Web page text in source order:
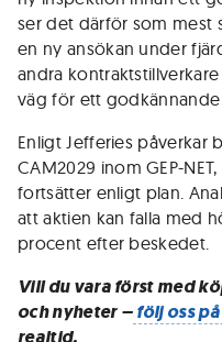
ser det därför som mest
en ny ansökan under
andra
väg för ett
Enligt Jefferies påverkar
CAM2029 inom GEP-
fortsätter enligt plan.
att aktien kan falla med
procent efter beskedet.
Vill du vara först med
och nyheter –följ oss
realtid.